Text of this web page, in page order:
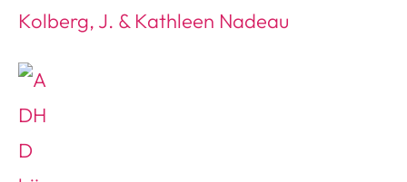
Kolberg, J. & Kathleen Nadeau